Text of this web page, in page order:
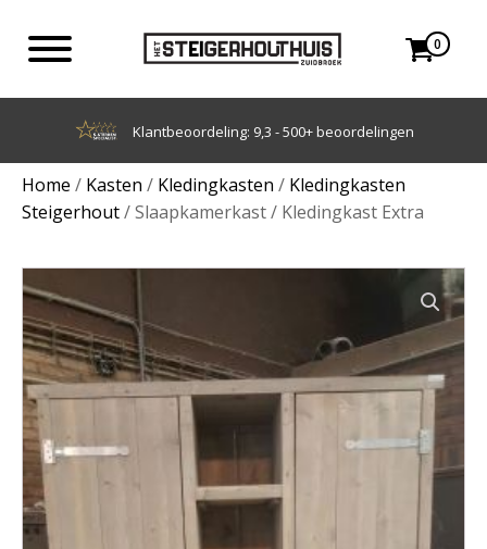
0
Achteraf betalen met Klarna
Home / Kasten / Kledingkasten / Kledingkasten
Steigerhout/ Slaapkamerkast / Kledingkast Extra